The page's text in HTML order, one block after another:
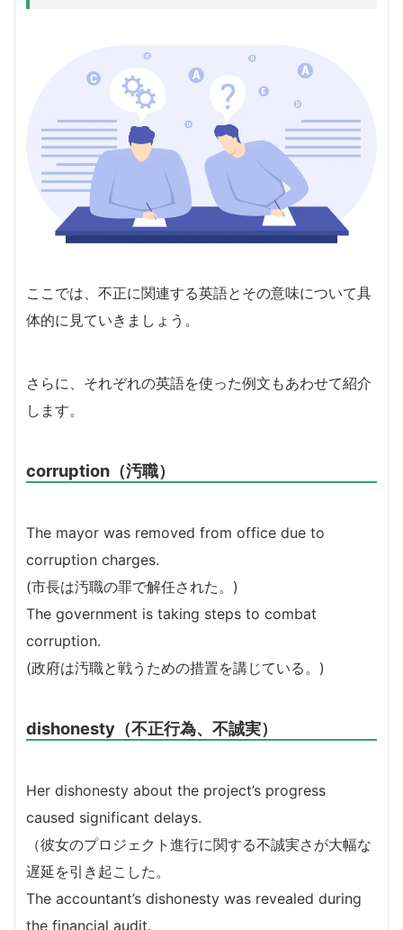
ここでは、不正に関連する英語とその意味について具
体的に見ていきましょう。
さらに、それぞれの英語を使った例文もあわせて紹介
します。
corruption（汚職）
The mayor was removed from office due to
corruption charges.
(市長は汚職の罪で解任された。)
The government is taking steps to combat
corruption.
(政府は汚職と戦うための措置を講じている。)
dishonesty（不正行為、不誠実）
Her dishonesty about the project’s progress
caused significant delays.
（彼女のプロジェクト進行に関する不誠実さが大幅な
遅延を引き起こした。
The accountant’s dishonesty was revealed during
the financial audit.